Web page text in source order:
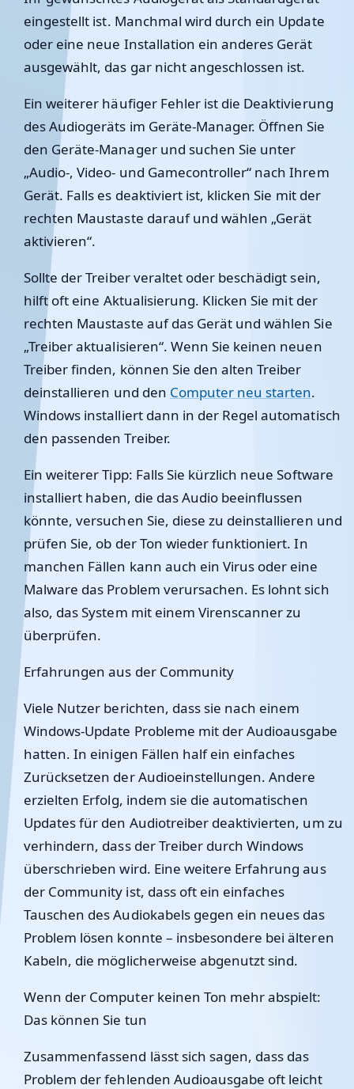
eingestellt ist. Manchmal wird durch ein Update
oder eine neue Installation ein anderes Gerät
ausgewählt, das gar nicht angeschlossen ist.
Ein weiterer häufiger Fehler ist die Deaktivierung
des Audiogeräts im Geräte-Manager. Öffnen Sie
den Geräte-Manager und suchen Sie unter
„Audio-, Video- und Gamecontroller“ nach Ihrem
Gerät. Falls es deaktiviert ist, klicken Sie mit der
rechten Maustaste darauf und wählen „Gerät
aktivieren“.
Sollte der Treiber veraltet oder beschädigt sein,
hilft oft eine Aktualisierung. Klicken Sie mit der
rechten Maustaste auf das Gerät und wählen Sie
„Treiber aktualisieren“. Wenn Sie keinen neuen
Treiber finden, können Sie den alten Treiber
deinstallieren und den Computer neu starten.
Windows installiert dann in der Regel automatisch
den passenden Treiber.
Ein weiterer Tipp: Falls Sie kürzlich neue Software
installiert haben, die das Audio beeinflussen
könnte, versuchen Sie, diese zu deinstallieren und
prüfen Sie, ob der Ton wieder funktioniert. In
manchen Fällen kann auch ein Virus oder eine
Malware das Problem verursachen. Es lohnt sich
also, das System mit einem Virenscanner zu
überprüfen.
Erfahrungen aus der Community
Viele Nutzer berichten, dass sie nach einem
Windows-Update Probleme mit der Audioausgabe
hatten. In einigen Fällen half ein einfaches
Zurücksetzen der Audioeinstellungen. Andere
erzielten Erfolg, indem sie die automatischen
Updates für den Audiotreiber deaktivierten, um zu
verhindern, dass der Treiber durch Windows
überschrieben wird. Eine weitere Erfahrung aus
der Community ist, dass oft ein einfaches
Tauschen des Audiokabels gegen ein neues das
Problem lösen konnte – insbesondere bei älteren
Kabeln, die möglicherweise abgenutzt sind.
Wenn der Computer keinen Ton mehr abspielt:
Das können Sie tun
Zusammenfassend lässt sich sagen, dass das
Problem der fehlenden Audioausgabe oft leicht